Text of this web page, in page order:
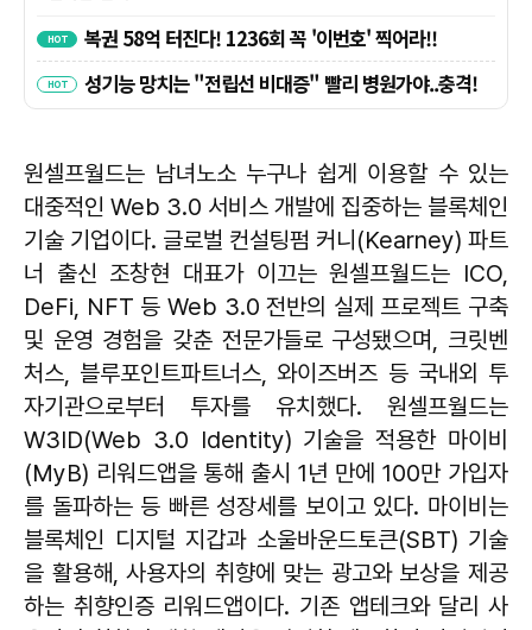
원셀프월드는 남녀노소 누구나 쉽게 이용할 수 있는
대중적인 Web 3.0 서비스 개발에 집중하는 블록체인
기술 기업이다. 글로벌 컨설팅펌 커니(Kearney) 파트
너 출신 조창현 대표가 이끄는 원셀프월드는 ICO,
DeFi, NFT 등 Web 3.0 전반의 실제 프로젝트 구축
및 운영 경험을 갖춘 전문가들로 구성됐으며, 크릿벤
처스, 블루포인트파트너스, 와이즈버즈 등 국내외 투
자기관으로부터 투자를 유치했다. 원셀프월드는
W3ID(Web 3.0 Identity) 기술을 적용한 마이비
(MyB) 리워드앱을 통해 출시 1년 만에 100만 가입자
를 돌파하는 등 빠른 성장세를 보이고 있다. 마이비는
블록체인 디지털 지갑과 소울바운드토큰(SBT) 기술
을 활용해, 사용자의 취향에 맞는 광고와 보상을 제공
하는 취향인증 리워드앱이다. 기존 앱테크와 달리 사